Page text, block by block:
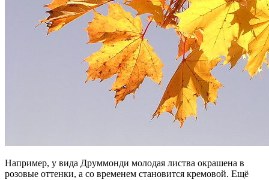
Например, у вида Друммонди молодая листва окрашена в
розовые оттенки, а со временем становится кремовой. Ещё